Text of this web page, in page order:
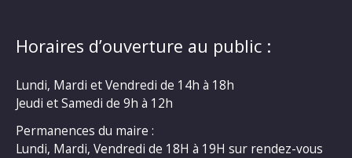
Horaires d’ouverture au public :
Lundi, Mardi et Vendredi de 14h à 18h
Jeudi et Samedi de 9h à 12h
Permanences du maire :
Lundi, Mardi, Vendredi de 18H à 19H sur rendez-vous